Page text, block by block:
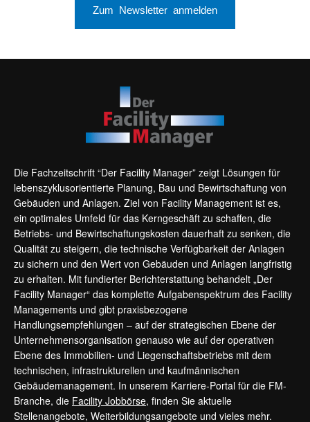
Zum Newsletter anmelden
Die Fachzeitschrift “Der Facility Manager” zeigt Lösungen für
lebenszyklusorientierte Planung, Bau und Bewirtschaftung von
Gebäuden und Anlagen. Ziel von Facility Management ist es,
ein optimales Umfeld für das Kerngeschäft zu schaffen, die
Betriebs- und Bewirtschaftungskosten dauerhaft zu senken, die
Qualität zu steigern, die technische Verfügbarkeit der Anlagen
zu sichern und den Wert von Gebäuden und Anlagen langfristig
zu erhalten. Mit fundierter Berichterstattung behandelt „Der
Facility Manager“ das komplette Aufgabenspektrum des Facility
Managements und gibt praxisbezogene
Handlungsempfehlungen – auf der strategischen Ebene der
Unternehmensorganisation genauso wie auf der operativen
Ebene des Immobilien- und Liegenschaftsbetriebs mit dem
technischen, infrastrukturellen und kaufmännischen
Gebäudemanagement. In unserem Karriere-Portal für die FM-
Branche, die Facility Jobbörse, finden Sie aktuelle
Stellenangebote, Weiterbildungsangebote und vieles mehr.